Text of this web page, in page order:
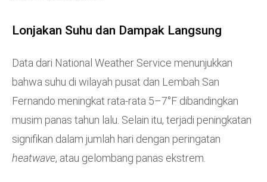
Lonjakan Suhu dan Dampak Langsung
Data dari National Weather Service menunjukkan
bahwa suhu di wilayah pusat dan Lembah San
Fernando meningkat rata-rata 5–7°F dibandingkan
musim panas tahun lalu. Selain itu, terjadi peningkatan
signifikan dalam jumlah hari dengan peringatan
heatwave, atau gelombang panas ekstrem.